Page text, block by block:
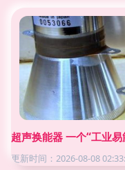
超声换能器 一个“工业
更新时间：2026-08-08